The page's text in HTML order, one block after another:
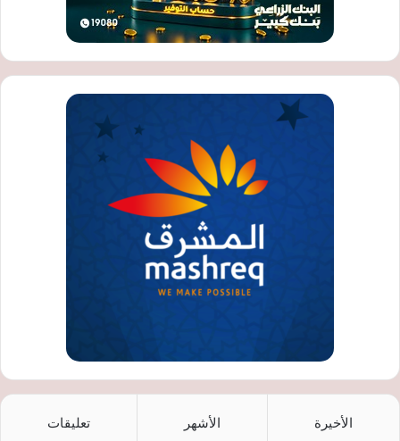
الأخيرة الأشهر تعليقات